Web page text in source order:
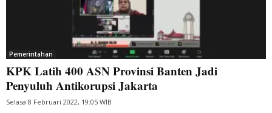
Pemerintahan
KPK Latih 400 ASN Provinsi Banten Jadi
Penyuluh Antikorupsi Jakarta
Selasa 8 Februari 2022, 19:05 WIB